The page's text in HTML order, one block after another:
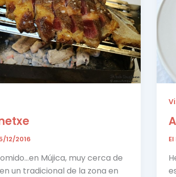
12/2016
Mújica, muy cerca de
un tradicional de la zona en